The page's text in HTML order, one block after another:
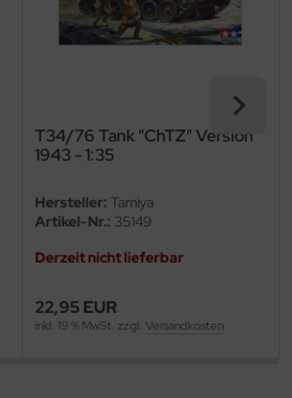
T34/76 Tank "ChTZ" Version
1943 - 1:35
Hersteller: Tamiya
Artikel-Nr.: 35149
Derzeit nicht lieferbar
22,95 EUR
inkl. 19 % MwSt. zzgl. Versandkosten